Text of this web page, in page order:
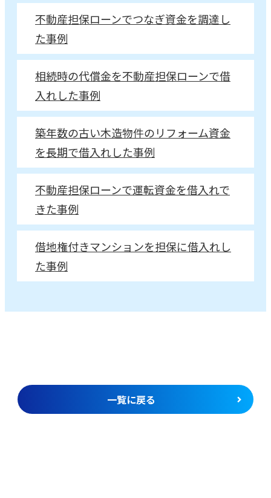
不動産担保ローンでつなぎ資金を調達し
た事例
相続時の代償金を不動産担保ローンで借
入れした事例
築年数の古い木造物件のリフォーム資金
を長期で借入れした事例
不動産担保ローンで運転資金を借入れで
きた事例
借地権付きマンションを担保に借入れし
た事例
一覧に戻る